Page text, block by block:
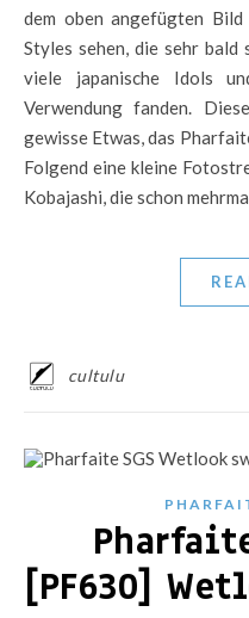
dem oben angefügten
Styles sehen, die sehr
viele japanische Idols
Verwendung fanden.
gewisse Etwas, das
Folgend eine kleine
Kobajashi, die schon
cultulu
[PF630]